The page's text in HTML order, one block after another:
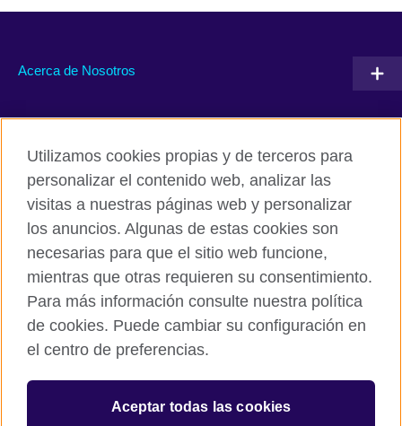
Acerca de Nosotros
British Council Global
Políticas de privacidad y condiciones de uso
© 2026 British Council
The United Kingdom’s international organisation for cultural
Utilizamos cookies propias y de terceros para
personalizar el contenido web, analizar las
visitas a nuestras páginas web y personalizar
los anuncios. Algunas de estas cookies son
necesarias para que el sitio web funcione,
mientras que otras requieren su consentimiento.
Para más información consulte nuestra política
de cookies. Puede cambiar su configuración en
el centro de preferencias.
Aceptar todas las cookies